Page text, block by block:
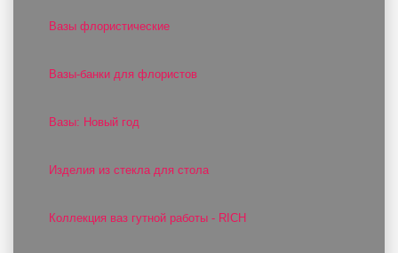
Вазы флористические
Вазы-банки для флористов
Вазы: Новый год
Изделия из стекла для стола
Коллекция ваз гутной работы - RICH